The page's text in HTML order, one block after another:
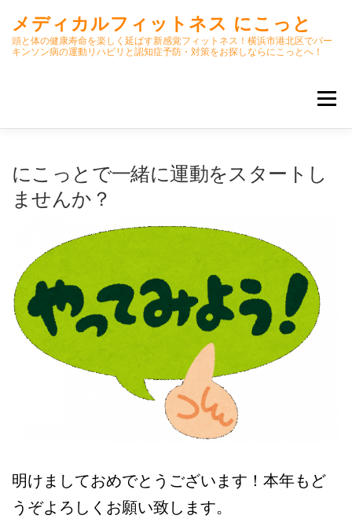
ッ
メディカルフィットネス にこっと
頭と体の健康寿命を楽しく延ばす新感覚フィットネス！横浜市港北区でパー
キンソン病の運動リハビリと認知症予防・対策をお探しならにこっとへ！
メニュー
オンラインクラス(GOOGLE MEET)
パーキンソン体操リハビリ動画DVD
高齢者向けおすすめ脳トレプリント
よくある質問(FAQ) アクセス・お問合せ
にこっとで一緒に運動をスタートし
ませんか？
明けましておめでとうございます！本年もど
うぞよろしくお願い致します。